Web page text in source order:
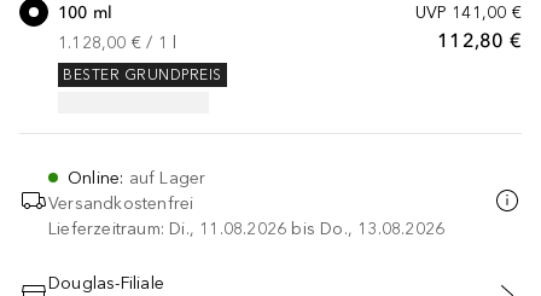
UVP 141,00 €
112,80 €
100 ml
1.128,00 € / 1
BESTER GRUNDPREIS
Online: auf Lager
Versandkostenfrei
Lieferzeitraum: Di., 11.08.2026 bis Do., 13.08.2026
Douglas-Filiale